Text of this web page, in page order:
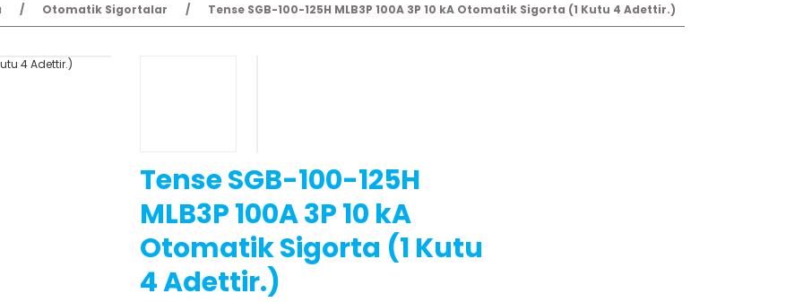
Otomatik Sigortalar Tense SGB-100-125H MLB3P 100A 3P 10 kA Otomatik Sigorta (1 Kutu 4 Adettir.)
Tense SGB-100-125H
MLB3P 100A 3P 10 kA
Otomatik Sigorta (1 Kutu
4 Adettir.)